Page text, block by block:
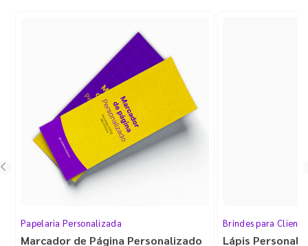
Papelaria Personalizada
Marcador de Página Personalizado
Brindes para
Lápis